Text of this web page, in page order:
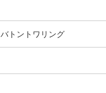
トントワリング